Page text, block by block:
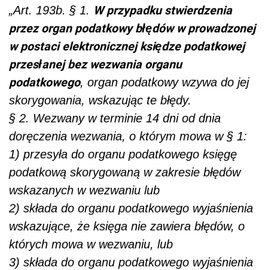
„Art. 193b. § 1. W przypadku stwierdzenia
przez organ podatkowy błędów w prowadzonej
w postaci elektronicznej księdze podatkowej
przesłanej bez wezwania organu
podatkowego, organ podatkowy wzywa do jej
skorygowania, wskazując te błędy.
§ 2. Wezwany w terminie 14 dni od dnia
doręczenia wezwania, o którym mowa w § 1:
1) przesyła do organu podatkowego księgę
podatkową skorygowaną w zakresie błędów
wskazanych w wezwaniu lub
2) składa do organu podatkowego wyjaśnienia
wskazujące, że księga nie zawiera błędów, o
których mowa w wezwaniu, lub
3) składa do organu podatkowego wyjaśnienia